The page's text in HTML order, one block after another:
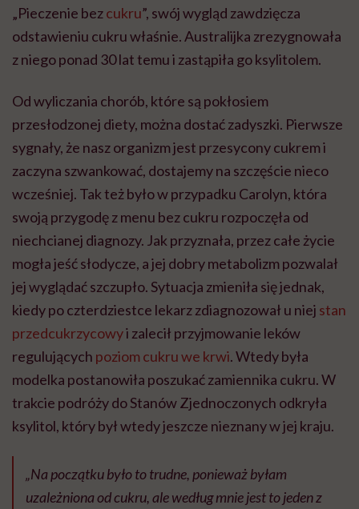
„Pieczenie bezcukru”, swój wygląd zawdzięcza
odstawieniu cukru właśnie. Australijka zrezygnowała
z niego ponad 30 lat temu i zastąpiła go ksylitolem.
Od wyliczania chorób, które są pokłosiem
przesłodzonej diety, można dostać zadyszki. Pierwsze
sygnały, że nasz organizm jest przesycony cukrem i
zaczyna szwankować, dostajemy na szczęście nieco
wcześniej. Tak też było w przypadku Carolyn, która
swoją przygodę z menu bez cukru rozpoczęła od
niechcianej diagnozy. Jak przyznała, przez całe życie
mogła jeść słodycze, a jej dobry metabolizm pozwalał
jej wyglądać szczupło. Sytuacja zmieniła się jednak,
kiedy po czterdziestce lekarz zdiagnozował u niej stan
przedcukrzycowyi zalecił przyjmowanie leków
regulujących poziom cukru we krwi. Wtedy była
modelka postanowiła poszukać zamiennika cukru. W
trakcie podróży do Stanów Zjednoczonych odkryła
ksylitol, który był wtedy jeszcze nieznany w jej kraju.
„Na początku było to trudne, ponieważ byłam
uzależniona od cukru, ale według mnie jest to jeden z